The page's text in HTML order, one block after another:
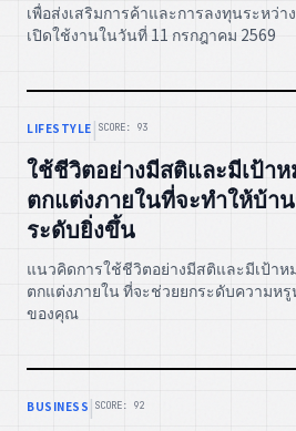
เพื่อส่งเสริมการค้าและการลงทุนระหว่
เปิดใช้งานในวันที่ 11 กรกฎาคม 2569
LIFESTYLE | SCORE: 93
ใช้ชีวิตอย่างมีสติและมีเป้าห
ตกแต่งภายในที่จะทำให้บ้า
ระดับยิ่งขึ้น
แนวคิดการใช้ชีวิตอย่างมีสติและมีเป้าห
ตกแต่งภายใน ที่จะช่วยยกระดับความห
ของคุณ
BUSINESS | SCORE: 92